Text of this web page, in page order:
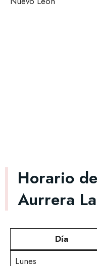
Horario
Aurrera
Día
Lunes